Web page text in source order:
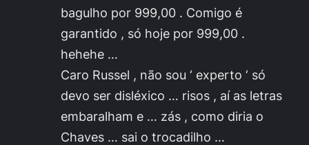
bagulho por 999,00 . Comigo é
garantido , só hoje por 999,00 .
hehehe …
Caro Russel , não sou ‘ experto ‘ só
devo ser disléxico … risos , aí as letras
embaralham e … zás , como diria o
Chaves … sai o trocadilho …